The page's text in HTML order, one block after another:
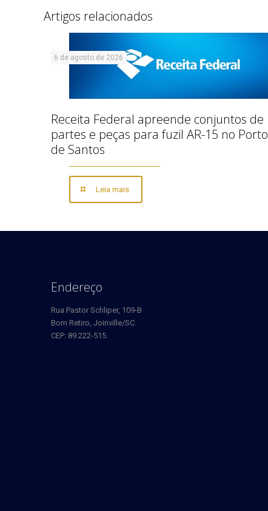
Artigos relacionados
6 de agosto de 2026
Receita Federal apreende conjuntos de
partes e peças para fuzil AR-15 no Porto
de Santos
Leia mais
Endereço
Rua Pastor Schliper, 109-B
Bom Retiro, Joinville/SC.
CEP: 89.222-515.